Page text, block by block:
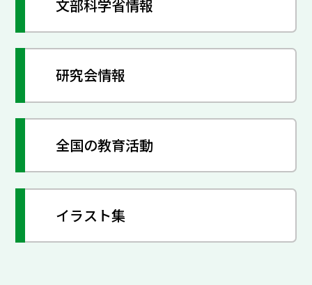
文部科学省情報
研究会情報
全国の教育活動
イラスト集